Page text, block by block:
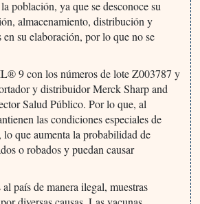
población, ya que se desconoce su
almacenamiento, distribución y
su elaboración, por lo que no se
9 con los números de lote Z003787 y
y distribuidor Merck Sharp and
Salud Público. Por lo que, al
las condiciones especiales de
lo que aumenta la probabilidad de
o robados y puedan causar
país de manera ilegal, muestras